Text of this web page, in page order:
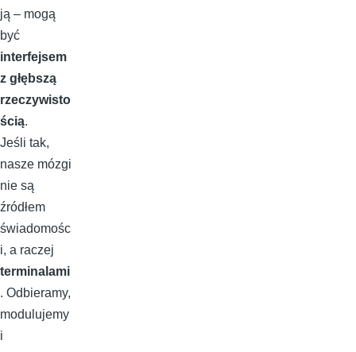
ją – mogą
być
interfejsem
z głębszą
rzeczywisto
ścią.
Jeśli tak,
nasze mózgi
nie są
źródłem
świadomośc
i, a raczej
terminalami
. Odbieramy,
modulujemy
i